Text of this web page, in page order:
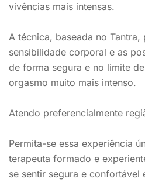
vivências mais intensas.
A técnica, baseada no
sensibilidade corporal e as
de forma segura e no limite
orgasmo muito mais intenso.
Atendo preferencialmente
Permita-se essa experiência
terapeuta formado e
se sentir segura e confortável